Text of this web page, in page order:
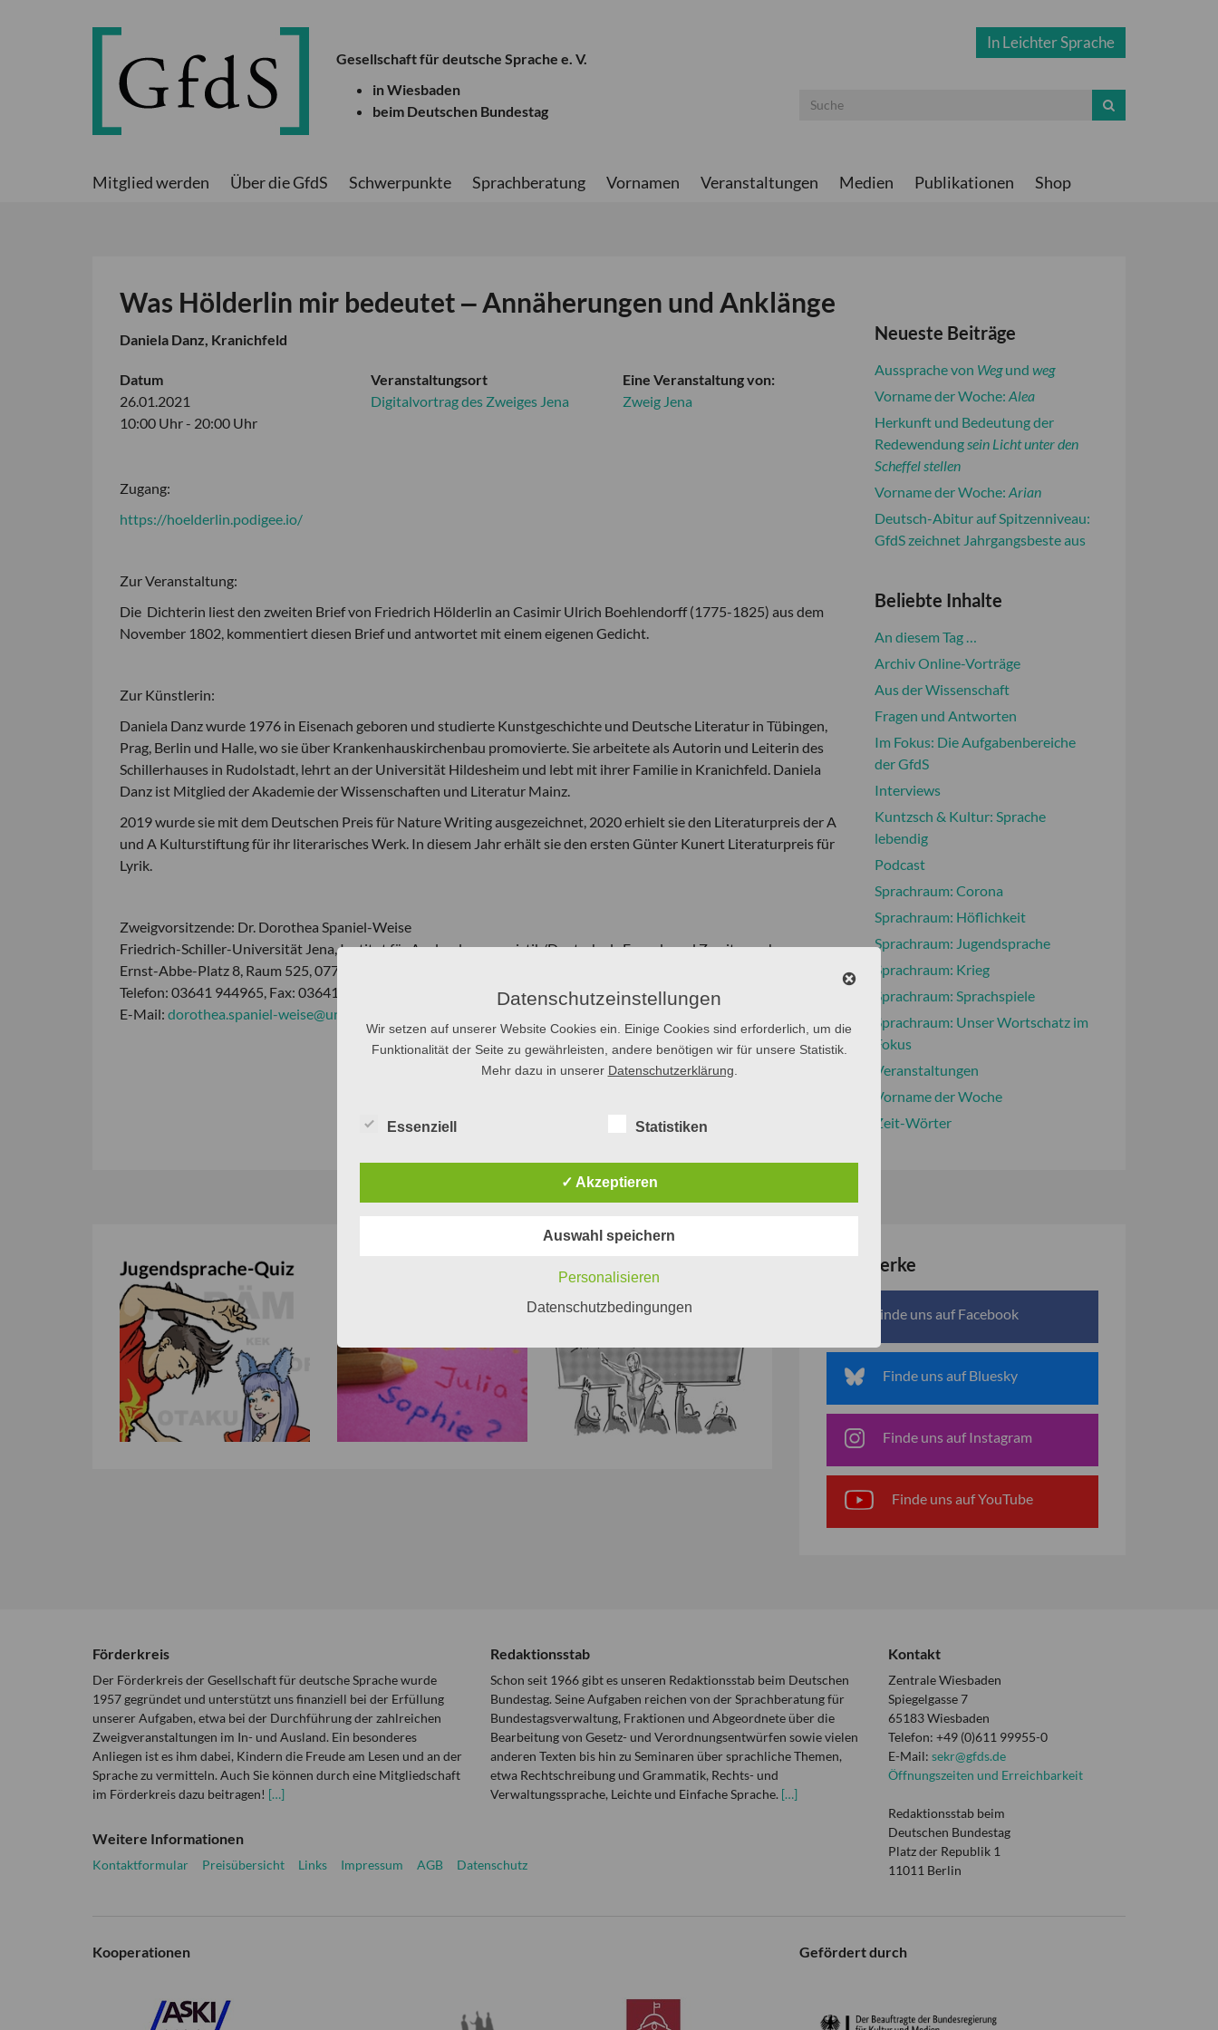
Gesellschaft für deutsche Sprache e. V.
in Wiesbaden
beim Deutschen Bundestag
In Leichter Sprache
Mitglied werden Über die GfdS Schwerpunkte Sprachberatung Vornamen Veranstaltungen Medien Publikationen Shop
Was Hölderlin mir bedeutet ‒ Annäherungen und Anklänge
Daniela Danz, Kranichfeld
Datum
26.01.2021
10:00 Uhr - 20:00 Uhr
Veranstaltungsort
Digitalvortrag des Zweiges Jena
Eine Veranstaltung von:
Zweig Jena
Zugang:
https://hoelderlin.podigee.io/
Zur Veranstaltung:
Die Dichterin liest den zweiten Brief von Friedrich Hölderlin an Casimir Ulrich Boehlendorff (1775-1825) aus dem
November 1802, kommentiert diesen Brief und antwortet mit einem eigenen Gedicht.
Zur Künstlerin:
Daniela Danz wurde 1976 in Eisenach geboren und studierte Kunstgeschichte und Deutsche Literatur in Tübingen,
Prag, Berlin und Halle, wo sie über Krankenhauskirchenbau promovierte. Sie arbeitete als Autorin und Leiterin des
Schillerhauses in Rudolstadt, lehrt an der Universität Hildesheim und lebt mit ihrer Familie in Kranichfeld. Daniela
Danz ist Mitglied der Akademie der Wissenschaften und Literatur Mainz.
2019 wurde sie mit dem Deutschen Preis für Nature Writing ausgezeichnet, 2020 erhielt sie den Literaturpreis der A
und A Kulturstiftung für ihr literarisches Werk. In diesem Jahr erhält sie den ersten Günter Kunert Literaturpreis für
Lyrik.
Zweigvorsitzende: Dr. Dorothea Spaniel-Weise
Friedrich-Schiller-Universität Jena, Institut für Auslandsgermanistik/Deutsch als Fremd- und Zweitsprache
Ernst-Abbe-Platz 8, Raum 525, 07743 Jena,
Telefon: 03641 944965, Fax: 03641 944362
E-Mail: dorothea.spaniel-weise@uni-jena.de
Neueste Beiträge
Aussprache von Wegund weg
Vorname der Woche: Alea
Herkunft und Bedeutung der
Redewendungsein Licht unter den
Scheffel stellen
Vorname der Woche: Arian
Deutsch-Abitur auf Spitzenniveau:
GfdS zeichnet Jahrgangsbeste aus
Beliebte Inhalte
An diesem Tag …
Archiv Online-Vorträge
Aus der Wissenschaft
Fragen und Antworten
Im Fokus: Die Aufgabenbereiche
der GfdS
Interviews
Kuntzsch & Kultur: Sprache
lebendig
Podcast
Sprachraum: Corona
Sprachraum: Höflichkeit
Sprachraum: Jugendsprache
Sprachraum: Krieg
Sprachraum: Sprachspiele
Sprachraum: Unser Wortschatz im
Fokus
Veranstaltungen
Vorname der Woche
Zeit-Wörter
Netzwerke
Finde uns auf Facebook
Finde uns auf Bluesky
Finde uns auf Instagram
Finde uns auf YouTube
Förderkreis
Der Förderkreis der Gesellschaft für deutsche Sprache wurde
1957 gegründet und unterstützt uns finanziell bei der Erfüllung
unserer Aufgaben, etwa bei der Durchführung der zahlreichen
Zweigveranstaltungen im In- und Ausland. Ein besonderes
Anliegen ist es ihm dabei, Kindern die Freude am Lesen und an der
Sprache zu vermitteln. Auch Sie können durch eine Mitgliedschaft
im Förderkreis dazu beitragen! […]
Redaktionsstab
Schon seit 1966 gibt es unseren Redaktionsstab beim Deutschen
Bundestag. Seine Aufgaben reichen von der Sprachberatung für
Bundestagsverwaltung, Fraktionen und Abgeordnete über die
Bearbeitung von Gesetz- und Verordnungsentwürfen sowie vielen
anderen Texten bis hin zu Seminaren über sprachliche Themen,
etwa Rechtschreibung und Grammatik, Rechts- und
Verwaltungssprache, Leichte und Einfache Sprache. […]
Weitere Informationen
Kontaktformular Preisübersicht Links Impressum AGB Datenschutz
Kontakt
Zentrale Wiesbaden
Spiegelgasse 7
65183 Wiesbaden
Telefon: +49 (0)611 99955-0
E-Mail: sekr@gfds.de
Öffnungszeiten und Erreichbarkeit
Redaktionsstab beim
Deutschen Bundestag
Platz der Republik 1
11011 Berlin
Kooperationen Gefördert durch
Datenschutzeinstellungen
Wir setzen auf unserer Website Cookies ein. Einige Cookies sind erforderlich, um die
Funktionalität der Seite zu gewährleisten, andere benötigen wir für unsere Statistik.
Mehr dazu in unserer Datenschutzerklärung
Essenziell Statistiken
✓ Akzeptieren
Auswahl speichern
Personalisieren
Datenschutzbedingungen